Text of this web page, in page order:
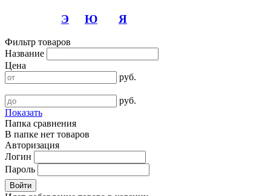
Э Ю Я
Фильтр товаров
Название
Цена
руб.
руб.
Показать
Папка сравнения
В папке нет товаров
Авторизация
Логин
Пароль
Войти